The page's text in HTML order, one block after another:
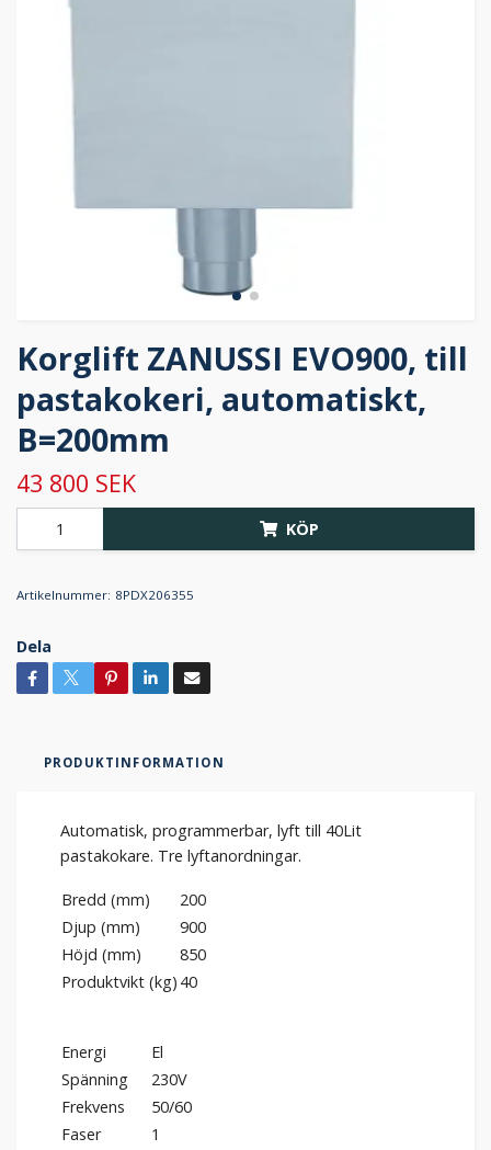
Korglift ZANUSSI EVO900, till
pastakokeri, automatiskt,
B=200mm
43 800 SEK
KÖP
Artikelnummer: 8PDX206355
Dela
PRODUKTINFORMATION
Automatisk, programmerbar, lyft till 40Lit
pastakokare. Tre lyftanordningar.
Bredd (mm)
200
Djup (mm)
900
Höjd (mm)
850
Produktvikt (kg) 40
Energi
El
Spänning
230V
Frekvens
50/60
Faser
1